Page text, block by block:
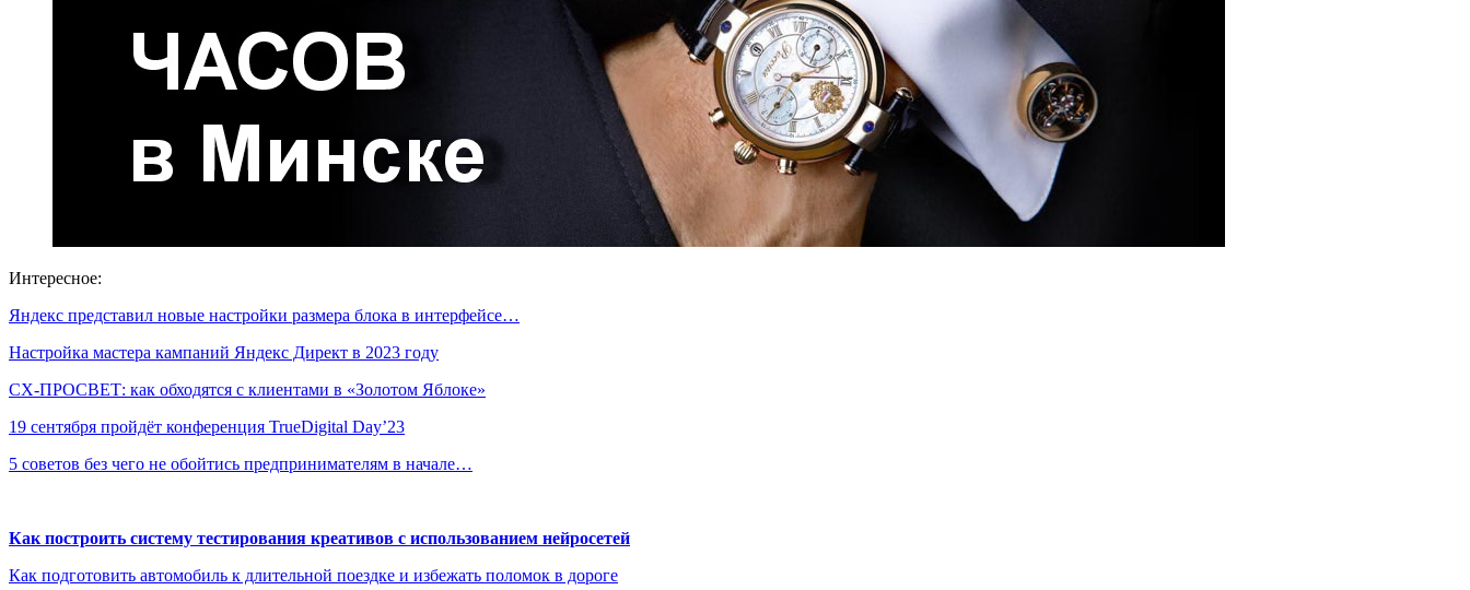
Интересное:
Яндекс представил новые настройки размера блока в интерфейсе…
Настройка мастера кампаний Яндекс Директ в 2023 году
CX-ПРОСВЕТ: как обходятся с клиентами в «Золотом Яблоке»
19 сентября пройдёт конференция TrueDigital Day’23
5 советов без чего не обойтись предпринимателям в начале…
Как построить систему тестирования креативов с использованием нейросетей
Как подготовить автомобиль к длительной поездке и избежать поломок в дороге